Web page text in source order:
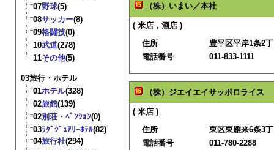
07野球(5)
08サッカー(8)
09格闘技(0)
10武道(278)
11その他(5)
03旅行・ホテル
01ホテル(328)
02旅館(139)
02別荘・ﾍﾟﾝｼｮﾝ(0)
03ﾗｸﾞｼﾞｭｱﾘｰﾎﾃﾙ(82)
04旅行社(294)
（株）いまい／本社
( 米店，酒店 )
住所
豊平区平岸1条2
電話番号
011-833-1111
（株）ジエイエイサッポロライス
( 米店 )
住所
東区東雁来6条3
電話番号
011-780-2288